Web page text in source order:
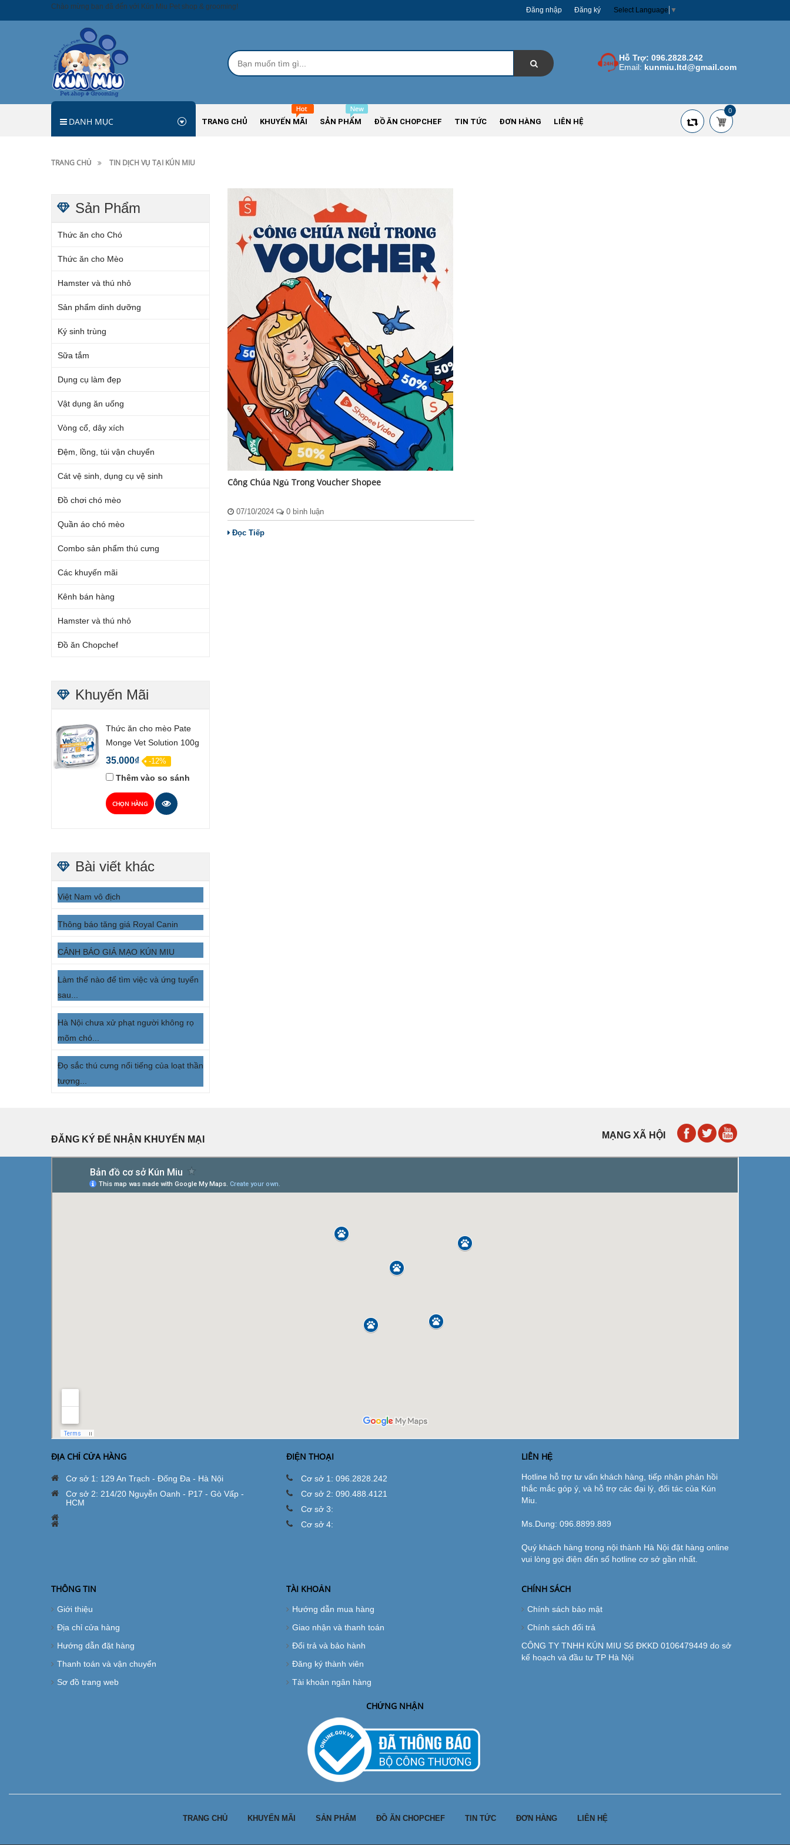
Chào mừng bạn đã đến với Kún Miu Pet shop & grooming! Đăng nhập Đăng ký Select Language ▼
Hỗ Trợ: 096.2828.242
Email: kunmiu.ltd@gmail.com
DANH MỤC TRANG CHỦ KHUYẾN MÃI SẢN PHẨM ĐỒ ĂN CHOPCHEF TIN TỨC ĐƠN HÀNG LIÊN HỆ
0
TRANG CHỦ TIN DỊCH VỤ TẠI KÚN MIU
Sản Phẩm
Thức ăn cho Chó
Thức ăn cho Mèo
Hamster và thú nhỏ
Sản phẩm dinh dưỡng
Ký sinh trùng
Sữa tắm
Dụng cụ làm đẹp
Vật dụng ăn uống
Vòng cổ, dây xích
Đệm, lồng, túi vận chuyển
Cát vệ sinh, dụng cụ vệ sinh
Đồ chơi chó mèo
Quần áo chó mèo
Combo sản phẩm thú cưng
Các khuyến mãi
Kênh bán hàng
Hamster và thú nhỏ
Đồ ăn Chopchef
Khuyến Mãi
Thức ăn cho mèo Pate
Monge Vet Solution 100g
35.000₫ -12%
Thêm vào so sánh
CHỌN HÀNG
Bài viết khác
Việt Nam vô địch
Thông báo tăng giá Royal Canin
CẢNH BÁO GIẢ MẠO KÚN MIU
Làm thế nào để tìm việc và ứng tuyển
sau...
Hà Nội chưa xử phạt người không rọ
mõm chó...
Đọ sắc thú cưng nổi tiếng của loạt thần
tượng...
Công Chúa Ngủ Trong Voucher Shopee
07/10/2024 0 bình luận
Đọc Tiếp
ĐĂNG KÝ ĐỂ NHẬN KHUYẾN MẠI MẠNG XÃ HỘI
ĐỊA CHỈ CỬA HÀNG
Cơ sở 1: 129 An Trạch - Đống Đa - Hà Nội
Cơ sở 2: 214/20 Nguyễn Oanh - P17 - Gò Vấp -
HCM
ĐIỆN THOẠI
Cơ sở 1: 096.2828.242
Cơ sở 2: 090.488.4121
Cơ sở 3:
Cơ sở 4:
LIÊN HỆ
Hotline hỗ trợ tư vấn khách hàng, tiếp nhận phản hồi
thắc mắc góp ý, và hỗ trợ các đại lý, đối tác của Kún
Miu.
Ms.Dung: 096.8899.889
Quý khách hàng trong nội thành Hà Nội đặt hàng online
vui lòng gọi điện đến số hotline cơ sở gần nhất.
THÔNG TIN
Giới thiệu
Địa chỉ cửa hàng
Hướng dẫn đặt hàng
Thanh toán và vận chuyển
Sơ đồ trang web
TÀI KHOẢN
Hướng dẫn mua hàng
Giao nhận và thanh toán
Đổi trả và bảo hành
Đăng ký thành viên
Tài khoản ngân hàng
CHÍNH SÁCH
Chính sách bảo mật
Chính sách đổi trả
CÔNG TY TNHH KÚN MIU Số ĐKKD 0106479449 do sở
kế hoạch và đầu tư TP Hà Nội
CHỨNG NHẬN
TRANG CHỦ KHUYẾN MÃI SẢN PHẨM ĐỒ ĂN CHOPCHEF TIN TỨC ĐƠN HÀNG LIÊN HỆ